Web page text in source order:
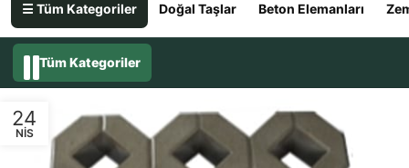
☰ Tüm Kategoriler Doğal Taşlar Beton Elemanları
Tüm Kategoriler
24
NIS